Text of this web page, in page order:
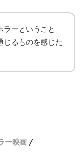
ラーということ
じるものを感じた
ー映画